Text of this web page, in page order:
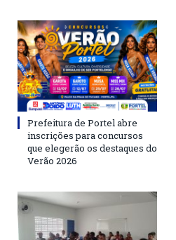
Prefeitura de Portel abre
inscrições para concursos
que elegerão os destaques do
Verão 2026